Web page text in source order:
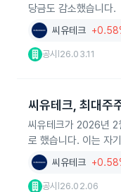
당금도 감소했습니다.
씨유테크
공시 26.03.11
씨유테크, 최대주
씨유테크가 2026년
로 했습니다. 이는 자
씨유테크
공시 26.02.06